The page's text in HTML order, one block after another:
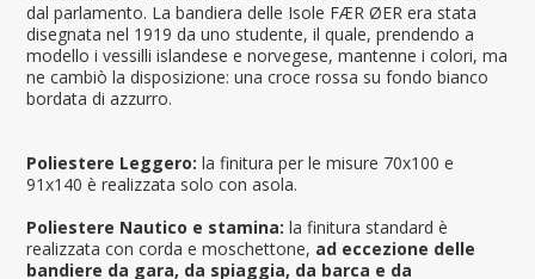
dal parlamento. La bandiera delle Isole FÆR ØER era stata
disegnata nel 1919 da uno studente, il quale, prendendo a
modello i vessilli islandese e norvegese, mantenne i colori, ma
ne cambiò la disposizione: una croce rossa su fondo bianco
bordata di azzurro.
Poliestere Leggero: la finitura per le misure 70x100 e
91x140 è realizzata solo con asola.
Poliestere Nautico e stamina: la finitura standard è
realizzata con corda e moschettone, ad eccezione delle
bandiere da gara, da spiaggia, da barca e da